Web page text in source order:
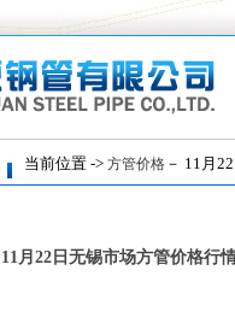
当前位置 -> 方管价格 － 11月
11月22日无锡市场方管价格行